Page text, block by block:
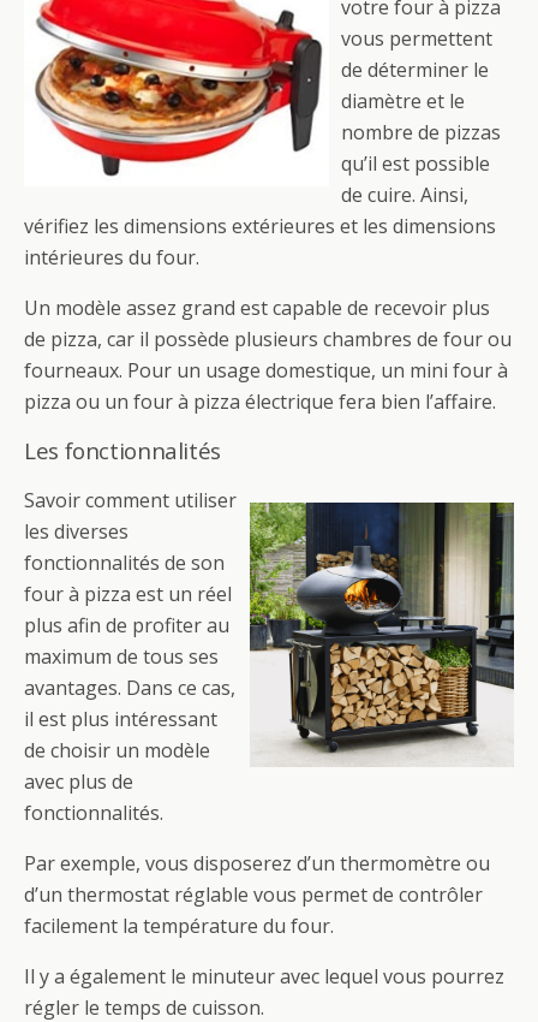
votre four à pizza
vous permettent
de déterminer le
diamètre et le
nombre de pizzas
qu’il est possible
de cuire. Ainsi,
vérifiez les dimensions extérieures et les dimensions
intérieures du four.
Un modèle assez grand est capable de recevoir plus
de pizza, car il possède plusieurs chambres de four ou
fourneaux. Pour un usage domestique, un mini four à
pizza ou un four à pizza électrique fera bien l’affaire.
Les fonctionnalités
Savoir comment utiliser
les diverses
fonctionnalités de son
four à pizza est un réel
plus afin de profiter au
maximum de tous ses
avantages. Dans ce cas,
il est plus intéressant
de choisir un modèle
avec plus de
fonctionnalités.
Par exemple, vous disposerez d’un thermomètre ou
d’un thermostat réglable vous permet de contrôler
facilement la température du four.
Il y a également le minuteur avec lequel vous pourrez
régler le temps de cuisson.